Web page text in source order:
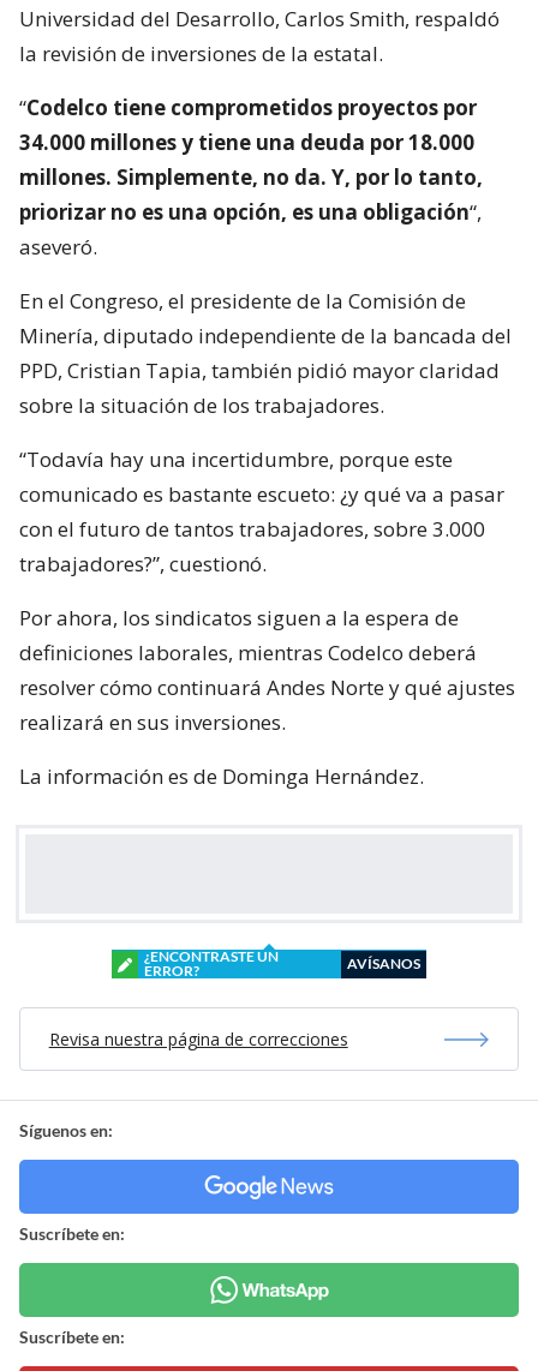
Universidad del Desarrollo, Carlos Smith, respaldó
la revisión de inversiones de la estatal.
“Codelco tiene comprometidos proyectos por
34.000 millones y tiene una deuda por 18.000
millones. Simplemente, no da. Y, por lo tanto,
priorizar no es una opción, es una obligación“,
aseveró.
En el Congreso, el presidente de la Comisión de
Minería, diputado independiente de la bancada del
PPD, Cristian Tapia, también pidió mayor claridad
sobre la situación de los trabajadores.
“Todavía hay una incertidumbre, porque este
comunicado es bastante escueto: ¿y qué va a pasar
con el futuro de tantos trabajadores, sobre 3.000
trabajadores?”, cuestionó.
Por ahora, los sindicatos siguen a la espera de
definiciones laborales, mientras Codelco deberá
resolver cómo continuará Andes Norte y qué ajustes
realizará en sus inversiones.
La información es de Dominga Hernández.
¿ENCONTRASTE UN
ERROR?
AVÍSANOS
Revisa nuestra página de correcciones
Síguenos en:
Suscríbete en:
Suscríbete en: